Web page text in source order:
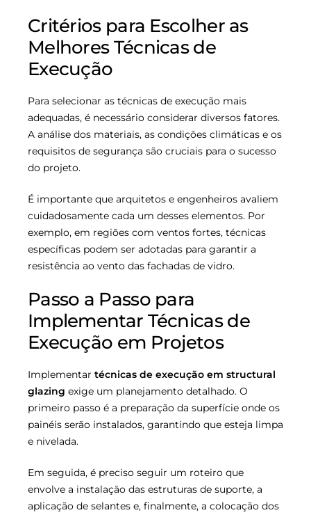
Critérios para Escolher as
Melhores Técnicas de
Execução
Para selecionar as técnicas de execução mais
adequadas, é necessário considerar diversos fatores.
A análise dos materiais, as condições climáticas e os
requisitos de segurança são cruciais para o sucesso
do projeto.
É importante que arquitetos e engenheiros avaliem
cuidadosamente cada um desses elementos. Por
exemplo, em regiões com ventos fortes, técnicas
específicas podem ser adotadas para garantir a
resistência ao vento das fachadas de vidro.
Passo a Passo para
Implementar Técnicas de
Execução em Projetos
Implementar técnicas de execução em structural
glazing exige um planejamento detalhado. O
primeiro passo é a preparação da superfície onde os
painéis serão instalados, garantindo que esteja limpa
e nivelada.
Em seguida, é preciso seguir um roteiro que
envolve a instalação das estruturas de suporte, a
aplicação de selantes e, finalmente, a colocação dos